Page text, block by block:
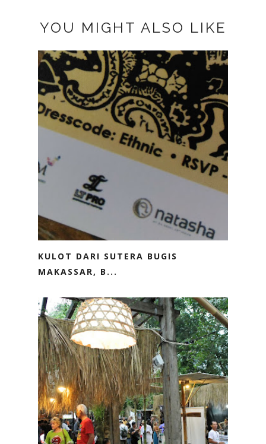
YOU MIGHT ALSO LIKE
KULOT DARI SUTERA BUGIS
MAKASSAR, B...